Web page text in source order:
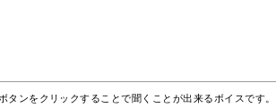
ンをクリックすることで聞くことが出来るボイスで